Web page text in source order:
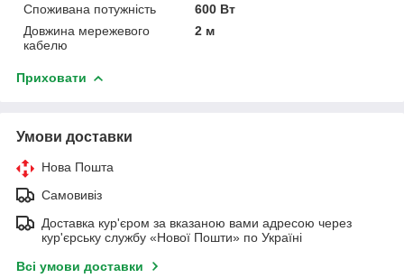
Споживана потужність
600 Вт
Довжина мережевого
кабелю
2 м
Приховати
Умови доставки
Нова Пошта
Самовивіз
Доставка кур'єром за вказаною вами адресою через
кур'єрську службу «Нової Пошти» по Україні
Всі умови доставки